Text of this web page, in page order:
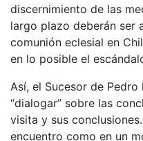
discernimiento de las
largo plazo deberán ser
comunión eclesial en
en lo posible el
Así, el Sucesor de
“dialogar” sobre las
visita y sus
encuentro como en un